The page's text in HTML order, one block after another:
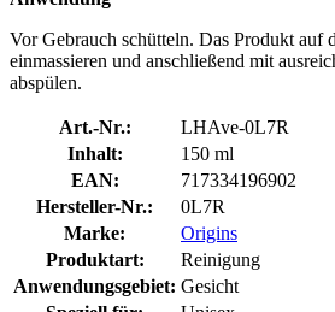
Vor Gebrauch schütteln. Das Produkt auf
einmassieren und anschließend mit
abspülen.
Art.-Nr.:
LHAve-0L7R
Inhalt:
150 ml
EAN:
717334196902
Hersteller-Nr.:
0L7R
Marke:
Origins
Produktart:
Reinigung
Anwendungsgebiet: Gesicht